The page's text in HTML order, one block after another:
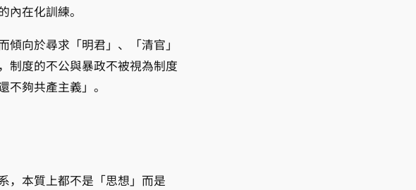
在化訓練。
向於尋求「明君」、「清官」
制度的不公與暴政不被視為制度
夠共產主義」。
，本質上都不是「思想」而是